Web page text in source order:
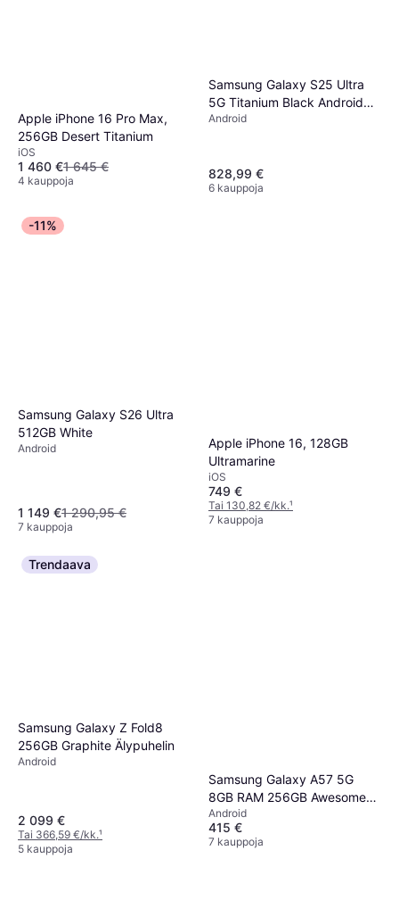
Apple iPhone 16 Pro Max,
256GB Desert Titanium
iOS
1 460 €1 645 €
4 kauppoja
Samsung Galaxy S25 Ultra
5G Titanium Black Android
Puhelin
Android
828,99 €
6 kauppoja
-11%
Samsung Galaxy S26 Ultra
512GB White
Android
1 149 €1 290,95 €
7 kauppoja
Apple iPhone 16, 128GB
Ultramarine
iOS
749 €
Tai 130,82 €/kk.¹
7 kauppoja
Trendaava
Samsung Galaxy Z Fold8
256GB Graphite Älypuhelin
Android
2 099 €
Tai 366,59 €/kk.¹
5 kauppoja
Samsung Galaxy A57 5G
8GB RAM 256GB Awesome
Gray
Android
415 €
7 kauppoja